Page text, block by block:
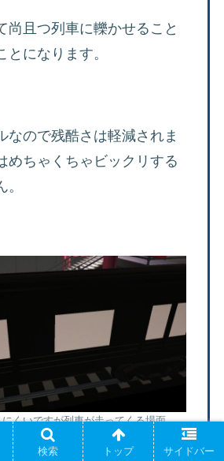
尚且つ列車に轢かせること
とになります。
なので残酷さは軽減されま
めちゃくちゃビックリする
くいですが列車が走ってくる場面
検索 トップ サイドバー